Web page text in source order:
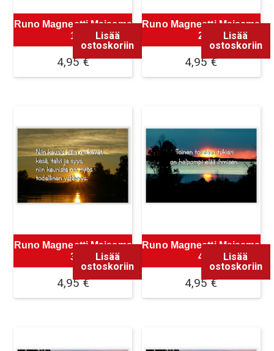
Runo Magneetti Maisema
1
4,95€
Lisää
ostoskoriin
Runo Magneetti Maisema
2
4,95€
Lisää
ostoskoriin
Runo Magneetti Maisema
3
4,95€
Lisää
ostoskoriin
Runo Magneetti Maisema
4
4,95€
Lisää
ostoskoriin